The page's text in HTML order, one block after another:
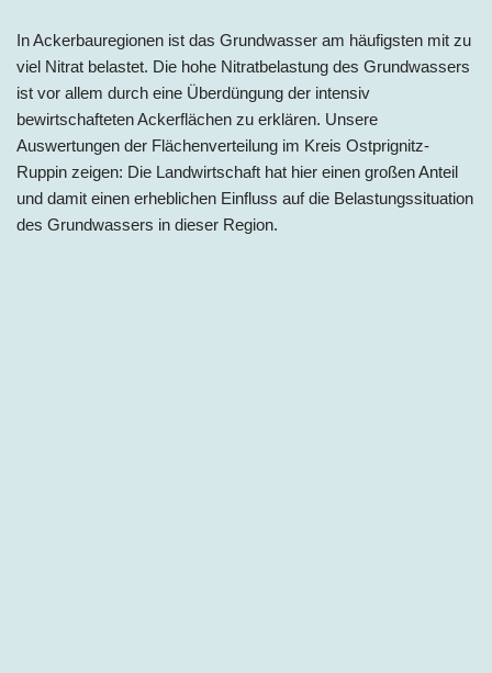
In Ackerbauregionen ist das Grundwasser am häufigsten mit zu
viel Nitrat belastet. Die hohe Nitratbelastung des Grundwassers
ist vor allem durch eine Überdüngung der intensiv
bewirtschafteten Ackerflächen zu erklären. Unsere
Auswertungen der Flächenverteilung im Kreis Ostprignitz-
Ruppin zeigen: Die Landwirtschaft hat hier einen großen Anteil
und damit einen erheblichen Einfluss auf die Belastungssituation
des Grundwassers in dieser Region.